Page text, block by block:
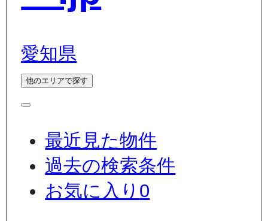
愛知県
他のエリアで探す
最近見た物件
過去の検索条件
お気に入り 0